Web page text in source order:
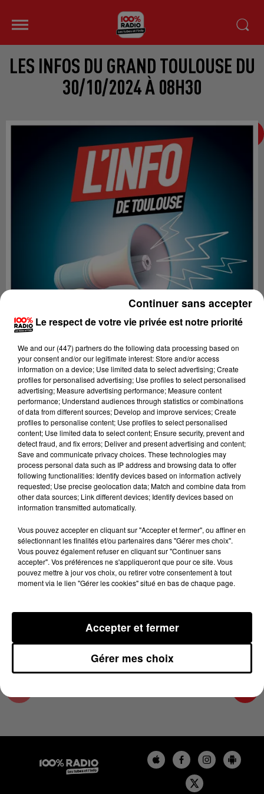
LES INFOS DU GRAND TOULOUSE DU
30/10/2024 À 08H30
Lecture (4 min 16 sec)
100%
100% Radio les infos du grand Toulouse
30 octobre 2024 - 4 min 16 sec
LES INFOS DU GRAND TOULOUSE DU
30/10/2024 À 08H30
Podcasts infos du grand Toulouse
Le respect de votre vie privée est notre priorité
We and our (447) partnersdo the following data processing based on
your consent and/or our legitimate interest: Store and/or access
information on a device; Use limited data to select advertising; Create
profiles for personalised advertising; Use profiles to select personalised
advertising; Measure advertising performance; Measure content
performance; Understand audiences through statistics or combinations
of data from different sources; Develop and improve services; Create
profiles to personalise content; Use profiles to select personalised
content; Use limited data to select content; Ensure security, prevent and
detect fraud, and fix errors; Deliver and present advertising and content;
Save and communicate privacy choices. These technologies may
process personal data such as IP address and browsing data to offer
following functionalities: Identify devices based on information actively
requested; Use precise geolocation data; Match and combine data from
other data sources; Link different devices; Identify devices based on
information transmitted automatically.
Vous pouvez accepter en cliquant sur "Accepter et fermer", ou affiner en
sélectionnant les finalités et/ou partenaires dans "Gérer mes choix".
Vous pouvez également refuser en cliquant sur "Continuer sans
accepter". Vos préférences ne s'appliqueront que pour ce site. Vous
pouvez mettre à jour vos choix, ou retirer votre consentement à tout
moment via le lien "Gérer les cookies" situé en bas de chaque page.
Gérer mes choix
Accepter et fermer
Continuer sans accepter